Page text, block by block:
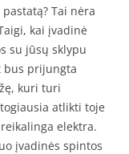
Tai nėra
kai įvadinė
su jūsų sklypu
bus prijungta
kuri turi
atlikti toje
elektra.
įvadinės spintos